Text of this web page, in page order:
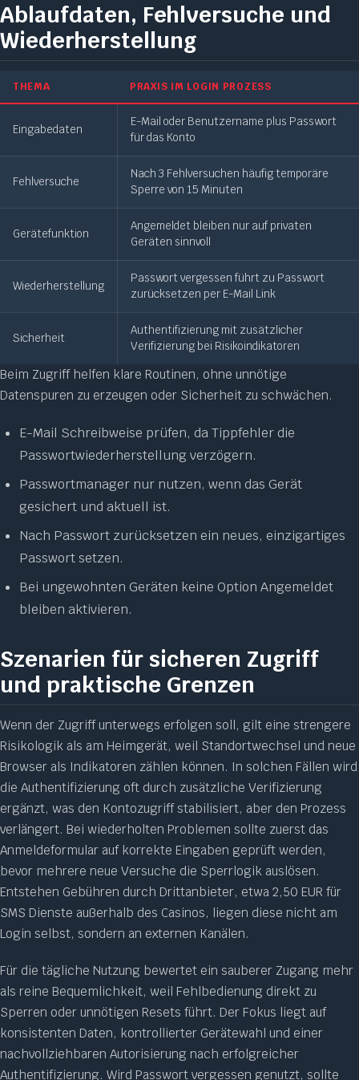
Ablaufdaten, Fehlversuche und
Wiederherstellung
THEMA PRAXIS IM LOGIN PROZESS
Eingabedaten
E-Mail oder Benutzername plus Passwort
für das Konto
Fehlversuche
Nach 3 Fehlversuchen häufig temporäre
Sperre von 15 Minuten
Gerätefunktion
Angemeldet bleiben nur auf privaten
Geräten sinnvoll
Wiederherstellung
Passwort vergessen führt zu Passwort
zurücksetzen per E-Mail Link
Sicherheit
Authentifizierung mit zusätzlicher
Verifizierung bei Risikoindikatoren
Beim Zugriff helfen klare Routinen, ohne unnötige
Datenspuren zu erzeugen oder Sicherheit zu schwächen.
E-Mail Schreibweise prüfen, da Tippfehler die
Passwortwiederherstellung verzögern.
Passwortmanager nur nutzen, wenn das Gerät
gesichert und aktuell ist.
Nach Passwort zurücksetzen ein neues, einzigartiges
Passwort setzen.
Bei ungewohnten Geräten keine Option Angemeldet
bleiben aktivieren.
Szenarien für sicheren Zugriff
und praktische Grenzen
Wenn der Zugriff unterwegs erfolgen soll, gilt eine strengere
Risikologik als am Heimgerät, weil Standortwechsel und neue
Browser als Indikatoren zählen können. In solchen Fällen wird
die Authentifizierung oft durch zusätzliche Verifizierung
ergänzt, was den Kontozugriff stabilisiert, aber den Prozess
verlängert. Bei wiederholten Problemen sollte zuerst das
Anmeldeformular auf korrekte Eingaben geprüft werden,
bevor mehrere neue Versuche die Sperrlogik auslösen.
Entstehen Gebühren durch Drittanbieter, etwa 2,50 EUR für
SMS Dienste außerhalb des Casinos, liegen diese nicht am
Login selbst, sondern an externen Kanälen.
Für die tägliche Nutzung bewertet ein sauberer Zugang mehr
als reine Bequemlichkeit, weil Fehlbedienung direkt zu
Sperren oder unnötigen Resets führt. Der Fokus liegt auf
konsistenten Daten, kontrollierter Gerätewahl und einer
nachvollziehbaren Autorisierung nach erfolgreicher
Authentifizierung. Wird Passwort vergessen genutzt, sollte